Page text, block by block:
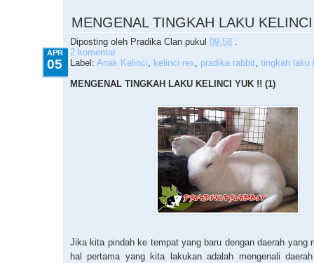
MENGENAL TINGKAH LAKU
Diposting oleh Pradika Clan pukul 09.58 .
APR
05
2 komentar
Label: Anak Kelinci, kelinci rex, pradika rabbit, tingkah laku
MENGENAL TINGKAH LAKU KELINCI YUK !! (1)
Jika kita pindah ke tempat yang baru dengan daerah yang
hal pertama yang kita lakukan adalah mengenali